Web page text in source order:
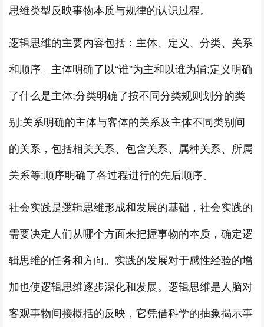
思维类型反映事物本质与规律的认识过程。
逻辑思维的主要内容包括：主体、定义、分类、关系
和顺序。主体明确了以“谁”为主和以谁为辅;定义明确
了什么是主体;分类明确了按不同分类规则划分的类
别;关系明确的主体与客体的关系及主体不同类别间
的关系，包括相关关系、包含关系、属种关系、所属
关系等;顺序明确了各过程进行的先后顺序。
社会实践是逻辑思维形成和发展的基础，社会实践的
需要决定人们从哪个方面来把握事物的本质，确定逻
辑思维的任务和方向。实践的发展对于感性经验的增
加也使逻辑思维逐步深化和发展。逻辑思维是人脑对
客观事物间接概括的反映，它凭借科学的抽象揭示事